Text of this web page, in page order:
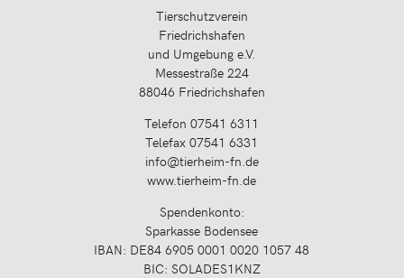
Tierschutzverein
Friedrichshafen
und Umgebung e.V.
Messestraße 224
88046 Friedrichshafen
Telefon 07541 6311
Telefax 07541 6331
info@tierheim-fn.de
www.tierheim-fn.de
Spendenkonto:
Sparkasse Bodensee
IBAN: DE84 6905 0001 0020 1057 48
BIC: SOLADES1KNZ